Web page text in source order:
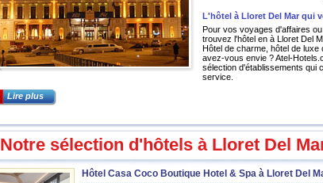
L'hôtel à Lloret Del Mar qui
Pour vos voyages d'affaires
trouvez l'hôtel en à Lloret Del
Hôtel de charme, hôtel de luxe
avez-vous envie ? Atel-
sélection d'établissements qui
service.
Lire plus
Notre sélection d'hôtels à Lloret Del
Hôtel Casa Coco Boutique Hotel & Spa à Lloret Del